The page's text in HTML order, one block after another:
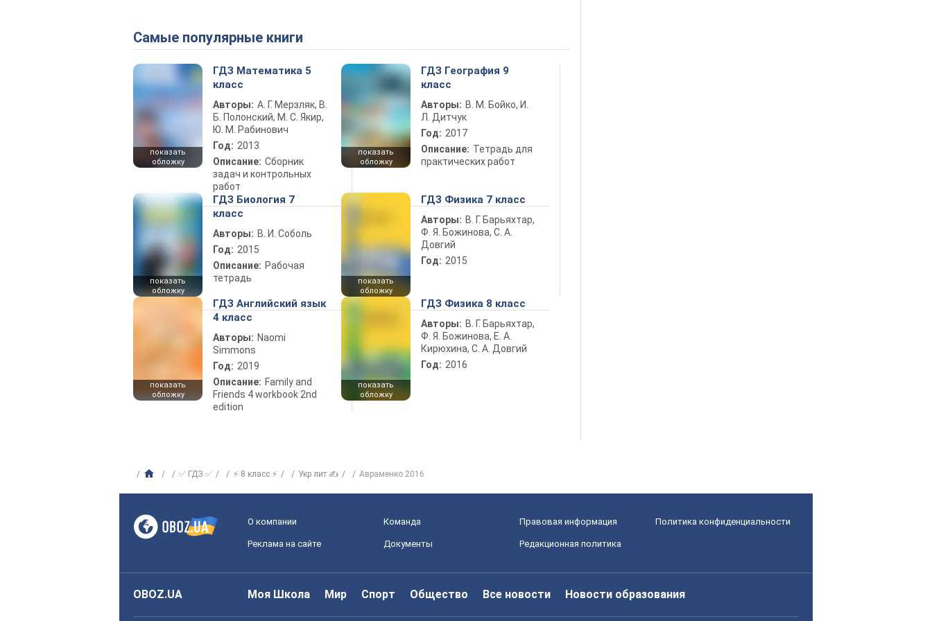
Самые популярные книги
показать
обложку
ГДЗ Математика 5
класс
Авторы: А. Г. Мерзляк, В.
Б. Полонский, М. С. Якир,
Ю. М. Рабинович
Год: 2013
Описание: Сборник
задач и контрольных
работ
показать
обложку
ГДЗ География 9
класс
Авторы: В. М. Бойко, И.
Л. Дитчук
Год: 2017
Описание: Тетрадь для
практических работ
показать
обложку
ГДЗ Биология 7
класс
Авторы: В. И. Соболь
Год: 2015
Описание: Рабочая
тетрадь
показать
обложку
ГДЗ Физика 7 класс
Авторы: В. Г. Барьяхтар,
Ф. Я. Божинова, С. А.
Довгий
Год: 2015
показать
обложку
ГДЗ Английский язык
4 класс
Авторы: Naomi
Simmons
Год: 2019
Описание: Family and
Friends 4 workbook 2nd
edition
показать
обложку
ГДЗ Физика 8 класс
Авторы: В. Г. Барьяхтар,
Ф. Я. Божинова, Е. А.
Кирюхина, С. А. Довгий
Год: 2016
✅ ГДЗ ✅ ⚡ 8 класс ⚡ Укр лит ✍ Авраменко 2016
О компании Команда Правовая информация Политика конфиденциальности
Реклама на сайте Документы Редакционная политика
OBOZ.UA Моя Школа Мир Спорт Общество Все новости Новости образования